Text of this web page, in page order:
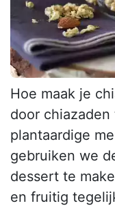
Hoe maak je
door
plantaardige
gebruiken we
dessert te
en fruitig